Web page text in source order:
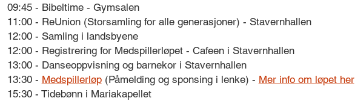
09:45 - Bibeltime - Gymsalen
11:00 - ReUnion (Storsamling for alle generasjoner) - Stavernhallen
12:00 - Samling i landsbyene
12:00 - Registrering for Medspillerløpet - Cafeen i Stavernhallen
13:00 - Danseoppvisning og barnekor i Stavernhallen
13:30 - Medspillerløp(Påmelding og sponsing i lenke) - Mer info om løpet her
15:30 - Tidebønn i Mariakapellet